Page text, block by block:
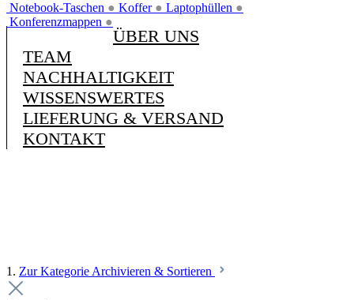
Notebook-Taschen ● Koffer ● Laptophüllen ●
Konferenzmappen ●
ÜBER UNS
TEAM
NACHHALTIGKEIT
WISSENSWERTES
LIEFERUNG & VERSAND
KONTAKT
1. Zur Kategorie Archivieren & Sortieren